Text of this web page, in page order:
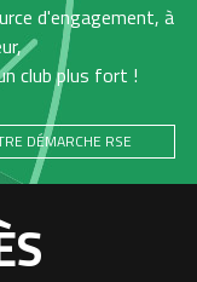
d'engagement, à
club plus fort !
DÉMARCHE RSE